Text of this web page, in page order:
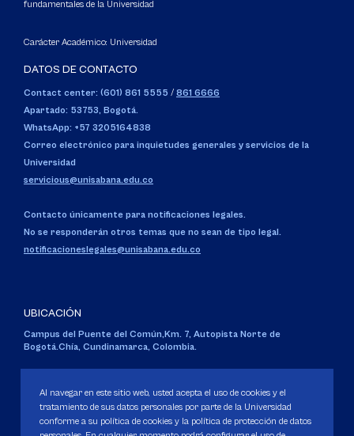
fundamentales de la Universidad
Carácter Académico: Universidad
DATOS DE CONTACTO
Contact center: (601) 861 5555 / 861 6666
Apartado: 53753, Bogotá.
WhatsApp: +57 3205164838
Correo electrónico para inquietudes generales y servicios de la
Universidad
servicious@unisabana.edu.co
Contacto únicamente para notificaciones legales.
No se responderán otros temas que no sean de tipo legal.
notificacioneslegales@unisabana.edu.co
UBICACIÓN
Campus del Puente del Común,Km. 7, Autopista Norte de
Bogotá.Chía, Cundinamarca, Colombia.
Personería Jurídica:Resolución 130 del 14 de enero de 1980.
Ministerio de Educación Nacional.
Al navegar en este sitio web, usted acepta el uso de cookies y el
tratamiento de sus datos personales por parte de la Universidad
conforme a su política de cookies y la política de protección de datos